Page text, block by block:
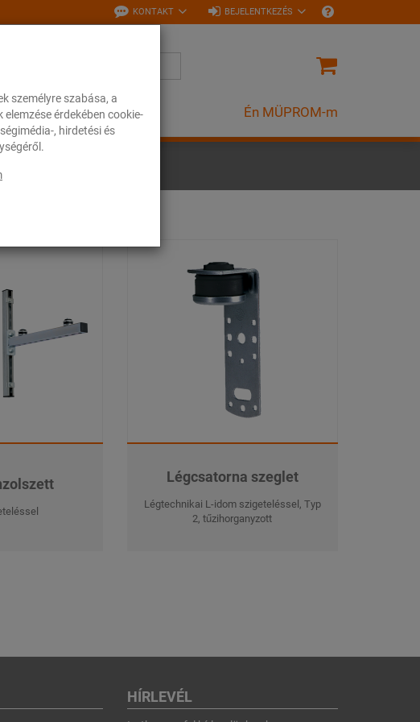
személyre szabása, a
érdekében cookie-
, hirdetési és
KONTAKT BEJELENTKEZÉS
Én MÜPROM-m
Légcsatorna szeglet
Légtechnikai L-idom szigeteléssel, Typ
2, tűzihorganyzott
HÍRLEVÉL